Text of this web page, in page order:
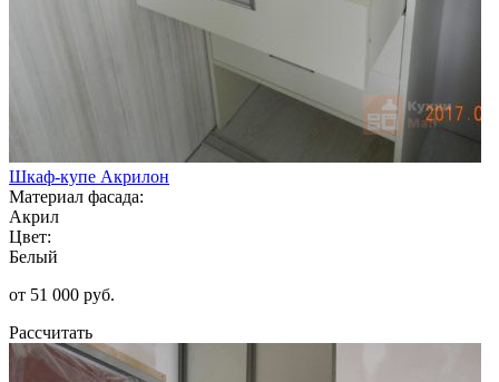
Шкаф-купе Акрилон
Материал фасада:
Акрил
Цвет:
Белый
от 51 000 руб.
Рассчитать